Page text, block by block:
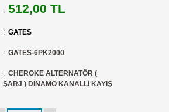
:512,00 TL
:GATES
:GATES-6PK2000
:CHEROKE ALTERNATÖR (
ŞARJ ) DİNAMO KANALLI KAYIŞ